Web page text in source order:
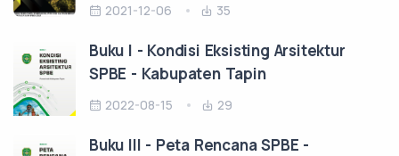
2021-12-06 35
Buku I - Kondisi Eksisting Arsitektur
SPBE - Kabupaten Tapin
2022-08-15 29
Buku III - Peta Rencana SPBE -